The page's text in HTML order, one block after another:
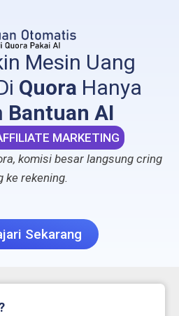
Mesin Uang
Quora Hanya
Bantuan AI
MARKETING
komisi besar langsung cring
ke rekening.
Sekarang